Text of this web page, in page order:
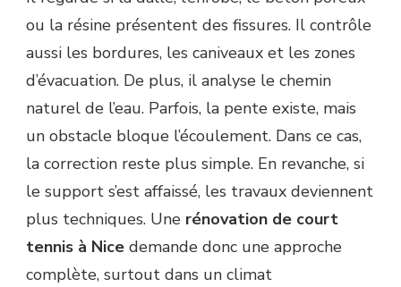
ou la résine présentent des fissures. Il contrôle
aussi les bordures, les caniveaux et les zones
d’évacuation. De plus, il analyse le chemin
naturel de l’eau. Parfois, la pente existe, mais
un obstacle bloque l’écoulement. Dans ce cas,
la correction reste plus simple. En revanche, si
le support s’est affaissé, les travaux deviennent
plus techniques. Une rénovation de court
tennis à Nice demande donc une approche
complète, surtout dans un climat